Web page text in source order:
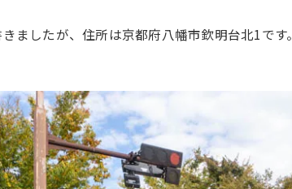
ましたが、住所は京都府八幡市欽明台北1です。